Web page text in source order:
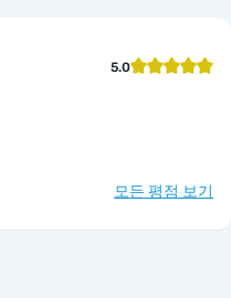
5.0
모든 평점 보기